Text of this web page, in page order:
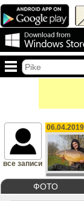
ФОТО
все записи